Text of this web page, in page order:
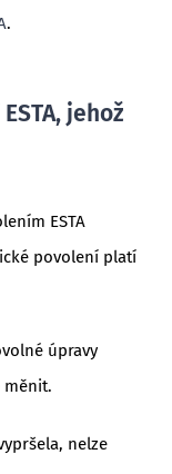
.
jehož
ESTA
povolení platí
úpravy
měnit.
nelze